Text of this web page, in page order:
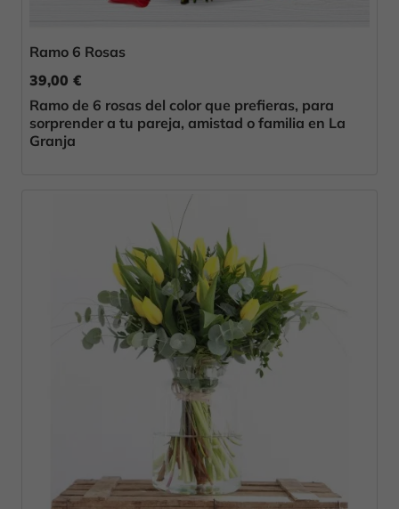
Ramo 6 Rosas
39,00 €
Ramo de 6 rosas del color que prefieras, para
sorprender a tu pareja, amistad o familia en La
Granja